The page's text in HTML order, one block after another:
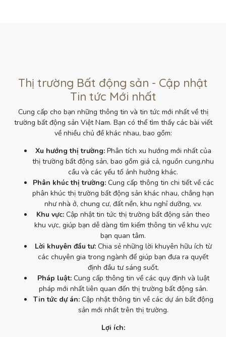
Thị trường Bất động sản - Cập nhật
Tin tức Mới nhất
Cung cấp cho bạn những thông tin và tin tức mới nhất về thị
trường bất động sản Việt Nam. Bạn có thể tìm thấy các bài viết
về nhiều chủ đề khác nhau, bao gồm:
Xu hướng thị trường:Phân tích xu hướng mới nhất của
thị trường bất động sản, bao gồm giá cả, nguồn cung,nhu
cầu và các yếu tố ảnh hưởng khác.
Phân khúc thị trường:Cung cấp thông tin chi tiết về các
phân khúc thị trường bất động sản khác nhau, chẳng hạn
như nhà ở, chung cư, đất nền, khu nghỉ dưỡng, v.v.
Khu vực: Cập nhật tin tức thị trường bất động sản theo
khu vực, giúp bạn dễ dàng tìm kiếm thông tin về khu vực
bạn quan tâm.
Lời khuyên đầu tư:Chia sẻ những lời khuyên hữu ích từ
các chuyên gia trong ngành để giúp bạn đưa ra quyết
định đầu tư sáng suốt.
Pháp luật:Cung cấp thông tin về các quy định và luật
pháp mới nhất liên quan đến thị trường bất động sản.
Tin tức dự án:Cập nhật thông tin về các dự án bất động
sản mới nhất trên thị trường.
Lợi ích: